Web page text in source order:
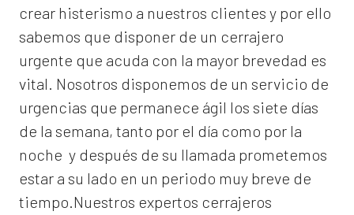
crear histerismo a nuestros clientes y por ello
sabemos que disponer de un cerrajero
urgente que acuda con la mayor brevedad es
vital. Nosotros disponemos de un servicio de
urgencias que permanece ágil los siete días
de la semana, tanto por el día como por la
noche y después de su llamada prometemos
estar a su lado en un periodo muy breve de
tiempo.Nuestros expertos cerrajeros